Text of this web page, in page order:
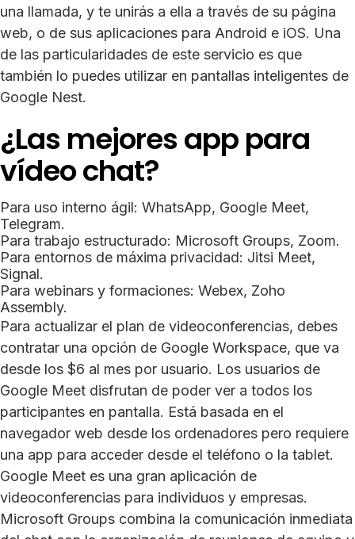
una llamada, y te unirás a ella a través de su página
web, o de sus aplicaciones para Android e iOS. Una
de las particularidades de este servicio es que
también lo puedes utilizar en pantallas inteligentes de
Google Nest.
¿Las mejores app para
vídeo chat?
Para uso interno ágil: WhatsApp, Google Meet,
Telegram.
Para trabajo estructurado: Microsoft Groups, Zoom.
Para entornos de máxima privacidad: Jitsi Meet,
Signal.
Para webinars y formaciones: Webex, Zoho
Assembly.
Para actualizar el plan de videoconferencias, debes
contratar una opción de Google Workspace, que va
desde los $6 al mes por usuario. Los usuarios de
Google Meet disfrutan de poder ver a todos los
participantes en pantalla. Está basada en el
navegador web desde los ordenadores pero requiere
una app para acceder desde el teléfono o la tablet.
Google Meet es una gran aplicación de
videoconferencias para individuos y empresas.
Microsoft Groups combina la comunicación inmediata